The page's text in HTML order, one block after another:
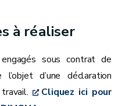
à réaliser
sous contrat de
d’une déclaration
Cliquez ici pour